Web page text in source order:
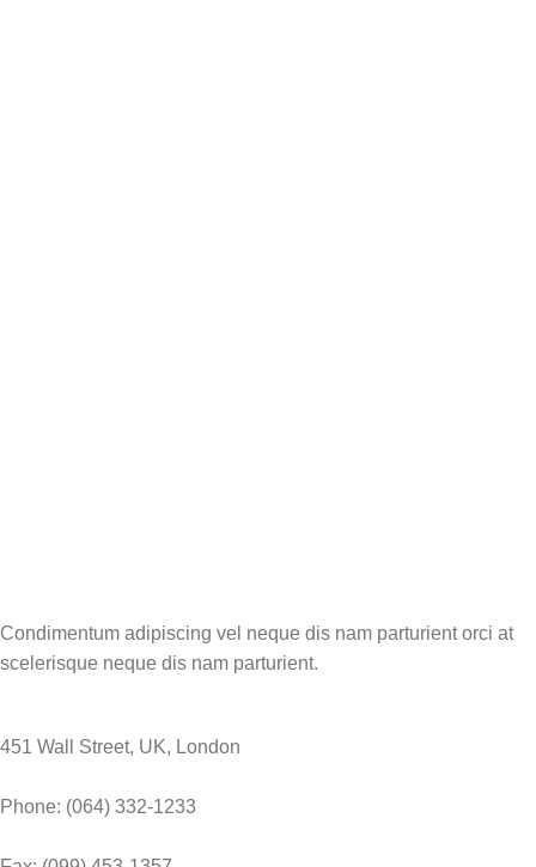
Condimentum adipiscing vel neque dis nam parturient orci at
scelerisque neque dis nam parturient.
451 Wall Street, UK, London
Phone: (064) 332-1233